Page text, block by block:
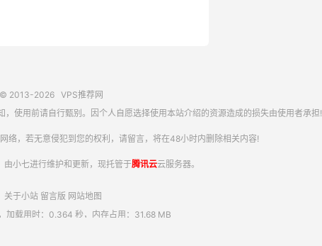
© 2013-2026 VPS推荐网
，使用前请自行甄别。因个人自愿选择使用本站介绍的资源造成的损失由使用者承担!
络，若无意侵犯到您的权利，请留言，将在48小时内删除相关内容!
小七进行维护和更新，现托管于腾讯云云服务器。
关于小站 留言版 网站地图
加载用时：0.364 秒，内存占用：31.68 MB